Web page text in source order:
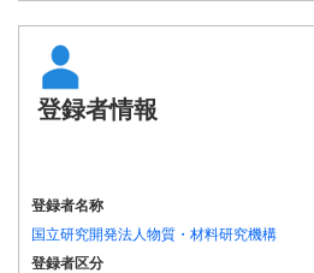
登録者情報
登録者名称
国立研究開発法人物質・材料研究機構
登録者区分